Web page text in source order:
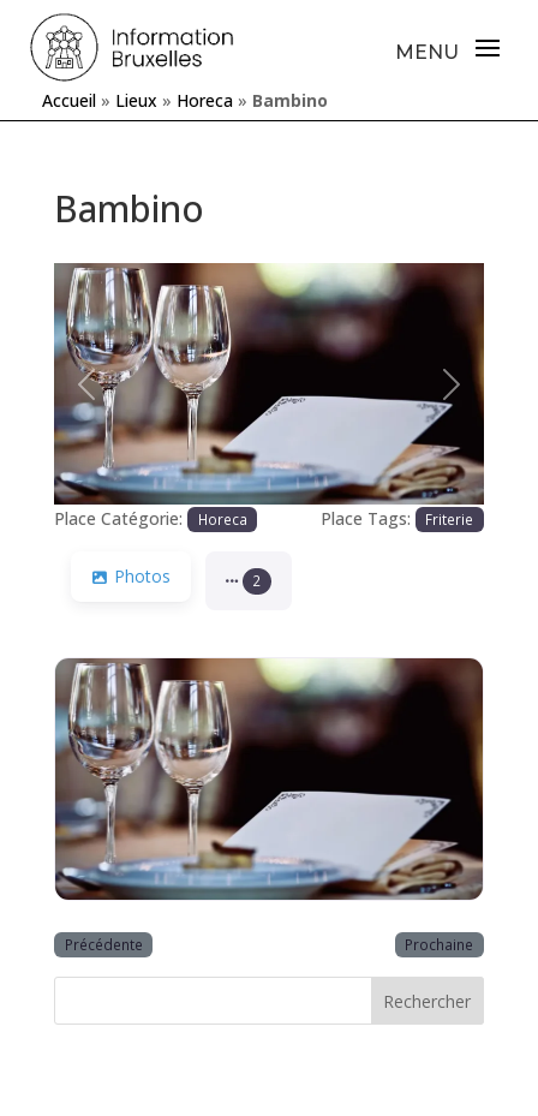
Accueil » Lieux » Horeca » Bambino
Bambino
Précédente Prochaine
Place Catégorie: Horeca Place Tags: Friterie
Photos 2
Précédente Prochaine
Rechercher